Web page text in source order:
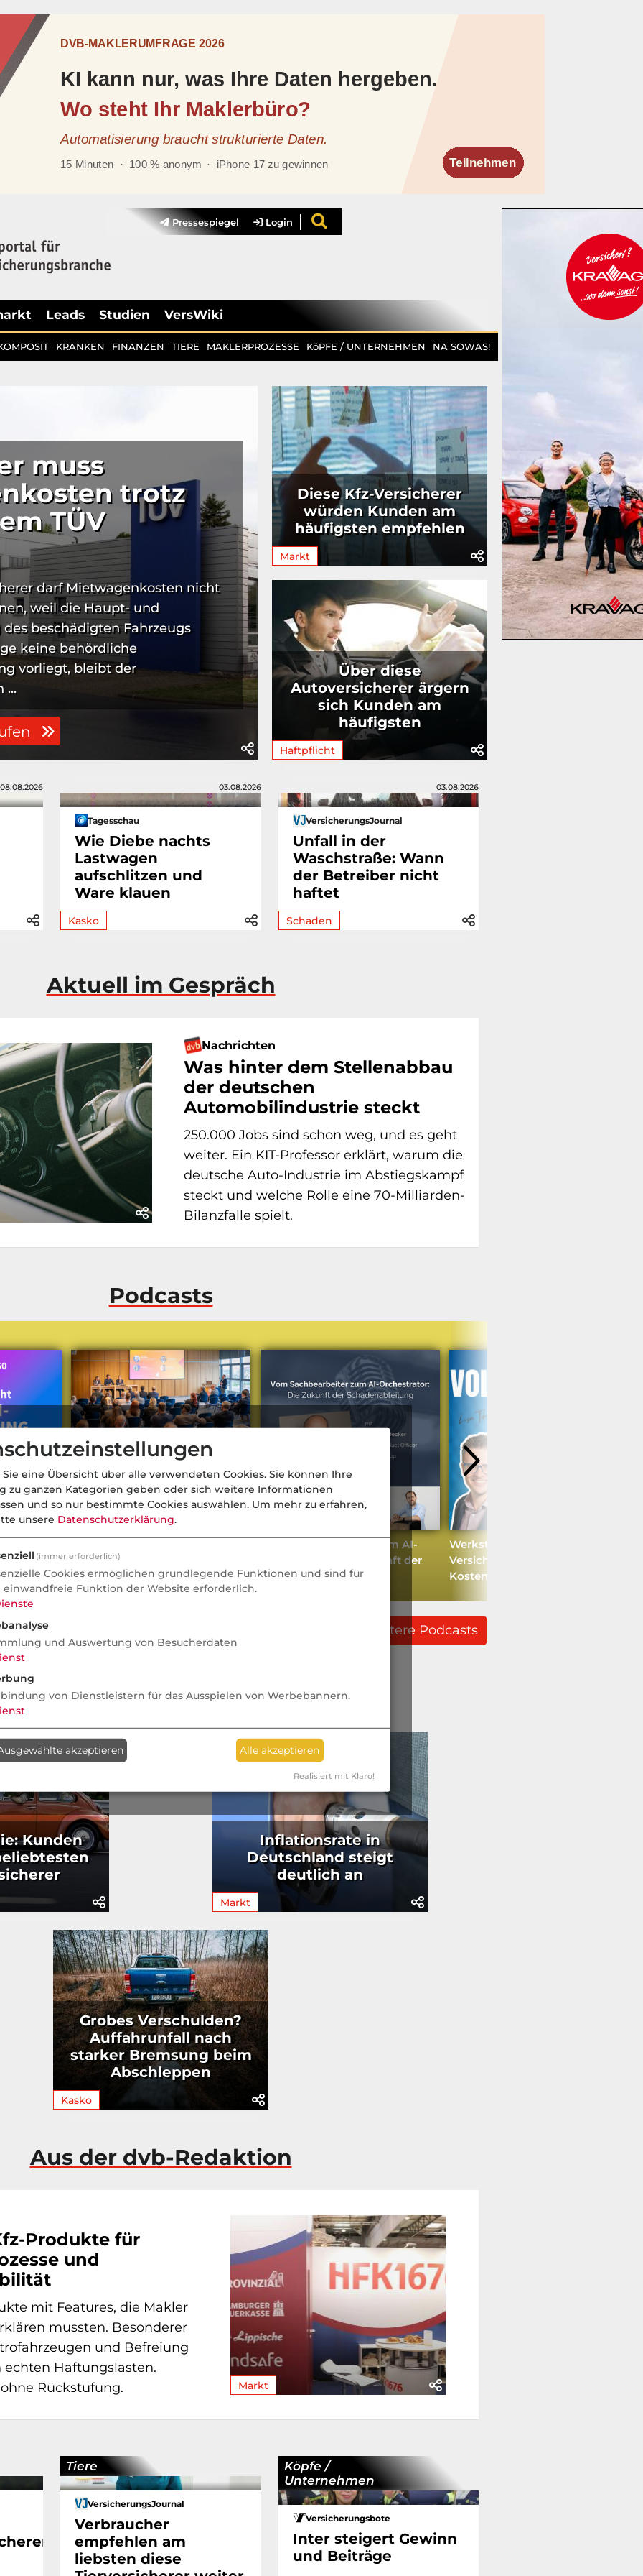
Pressespiegel Login
Leads Studien VersWiki
KRANKEN FINANZEN TIERE MAKLERPROZESSE KöPFE / UNTERNEHMEN NA SOWAS!
muss
trotz
TÜV
darf Mietwagenkosten nicht
weil die Haupt- und
beschädigten Fahrzeugs
keine behördliche
vorliegt, bleibt der
...
Diese Kfz-Versicherer
würden Kunden am
häufigsten empfehlen
Markt
Über diese
Autoversicherer ärgern
sich Kunden am
häufigsten
Haftpflicht
08.08.2026 03.08.2026
Tagesschau
Wie Diebe nachts
Lastwagen
aufschlitzen und
Ware klauen
Kasko
03.08.2026
VersicherungsJournal
Unfall in der
Waschstraße: Wann
der Betreiber nicht
haftet
Schaden
Aktuell im Gespräch
Nachrichten
Was hinter dem Stellenabbau
der deutschen
Automobilindustrie steckt
250.000 Jobs sind schon weg, und es geht
weiter. Ein KIT-Professor erklärt, warum die
deutsche Auto-Industrie im Abstiegskampf
steckt und welche Rolle eine 70-Milliarden-
Bilanzfalle spielt.
Podcasts
|
Schadenmanagement: Was jetzt
noch fehlt
Vom Sachbearbeiter zum AI-
Orchestrator: Die Zukunft der
Schadenabteilung
Werkstattbindung in der Kfz-
Versicherung: Chance oder
Kostenfalle?
weitere Podcasts
Kunden
Inflationsrate in
Deutschland steigt
deutlich an
Markt
Grobes Verschulden?
Auffahrunfall nach
starker Bremsung beim
Abschleppen
Kasko
Aus der dvb-Redaktion
Markt
Produkte für
und
mit Features, die Makler
mussten. Besonderer
und Befreiung
echten Haftungslasten.
Rückstufung.
Tiere
VersicherungsJournal
Verbraucher
empfehlen am
liebsten diese
Köpfe /
Unternehmen
Versicherungsbote
Inter steigert Gewinn
und Beiträge
eine Übersicht über alle verwendeten Cookies. Sie können Ihre
zu ganzen Kategorien geben oder sich weitere Informationen
und so nur bestimmte Cookies auswählen. Um mehr zu erfahren,
unsere Datenschutzerklärung.
(immer erforderlich)
Cookies ermöglichen grundlegende Funktionen und sind für
einwandfreie Funktion der Website erforderlich.
und Auswertung von Besucherdaten
von Dienstleistern für das Ausspielen von Werbebannern.
akzeptieren Alle akzeptieren
Realisiert mit Klaro!